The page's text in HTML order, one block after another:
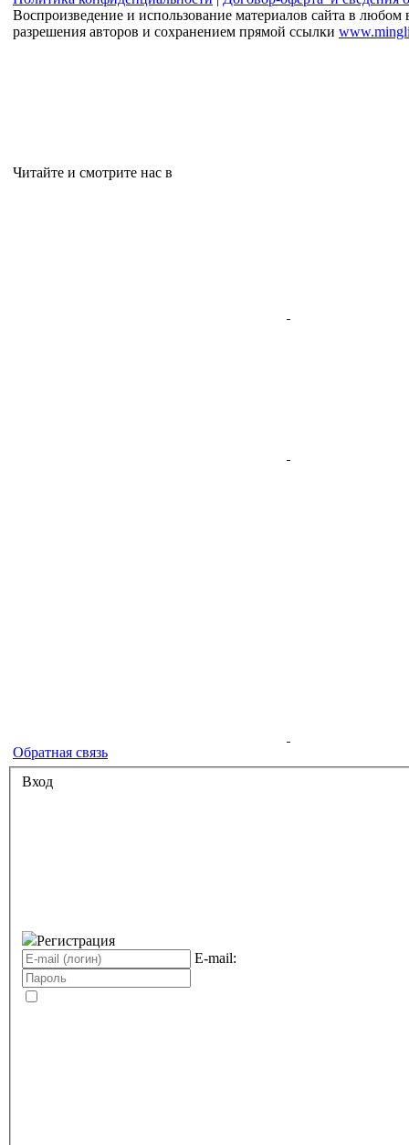
Воспроизведение и использование материалов сайта в любом
разрешения авторов и сохранением прямой ссылки
Читайте и смотрите нас в
Обратная связь
Вход
Регистрация
E-mail: